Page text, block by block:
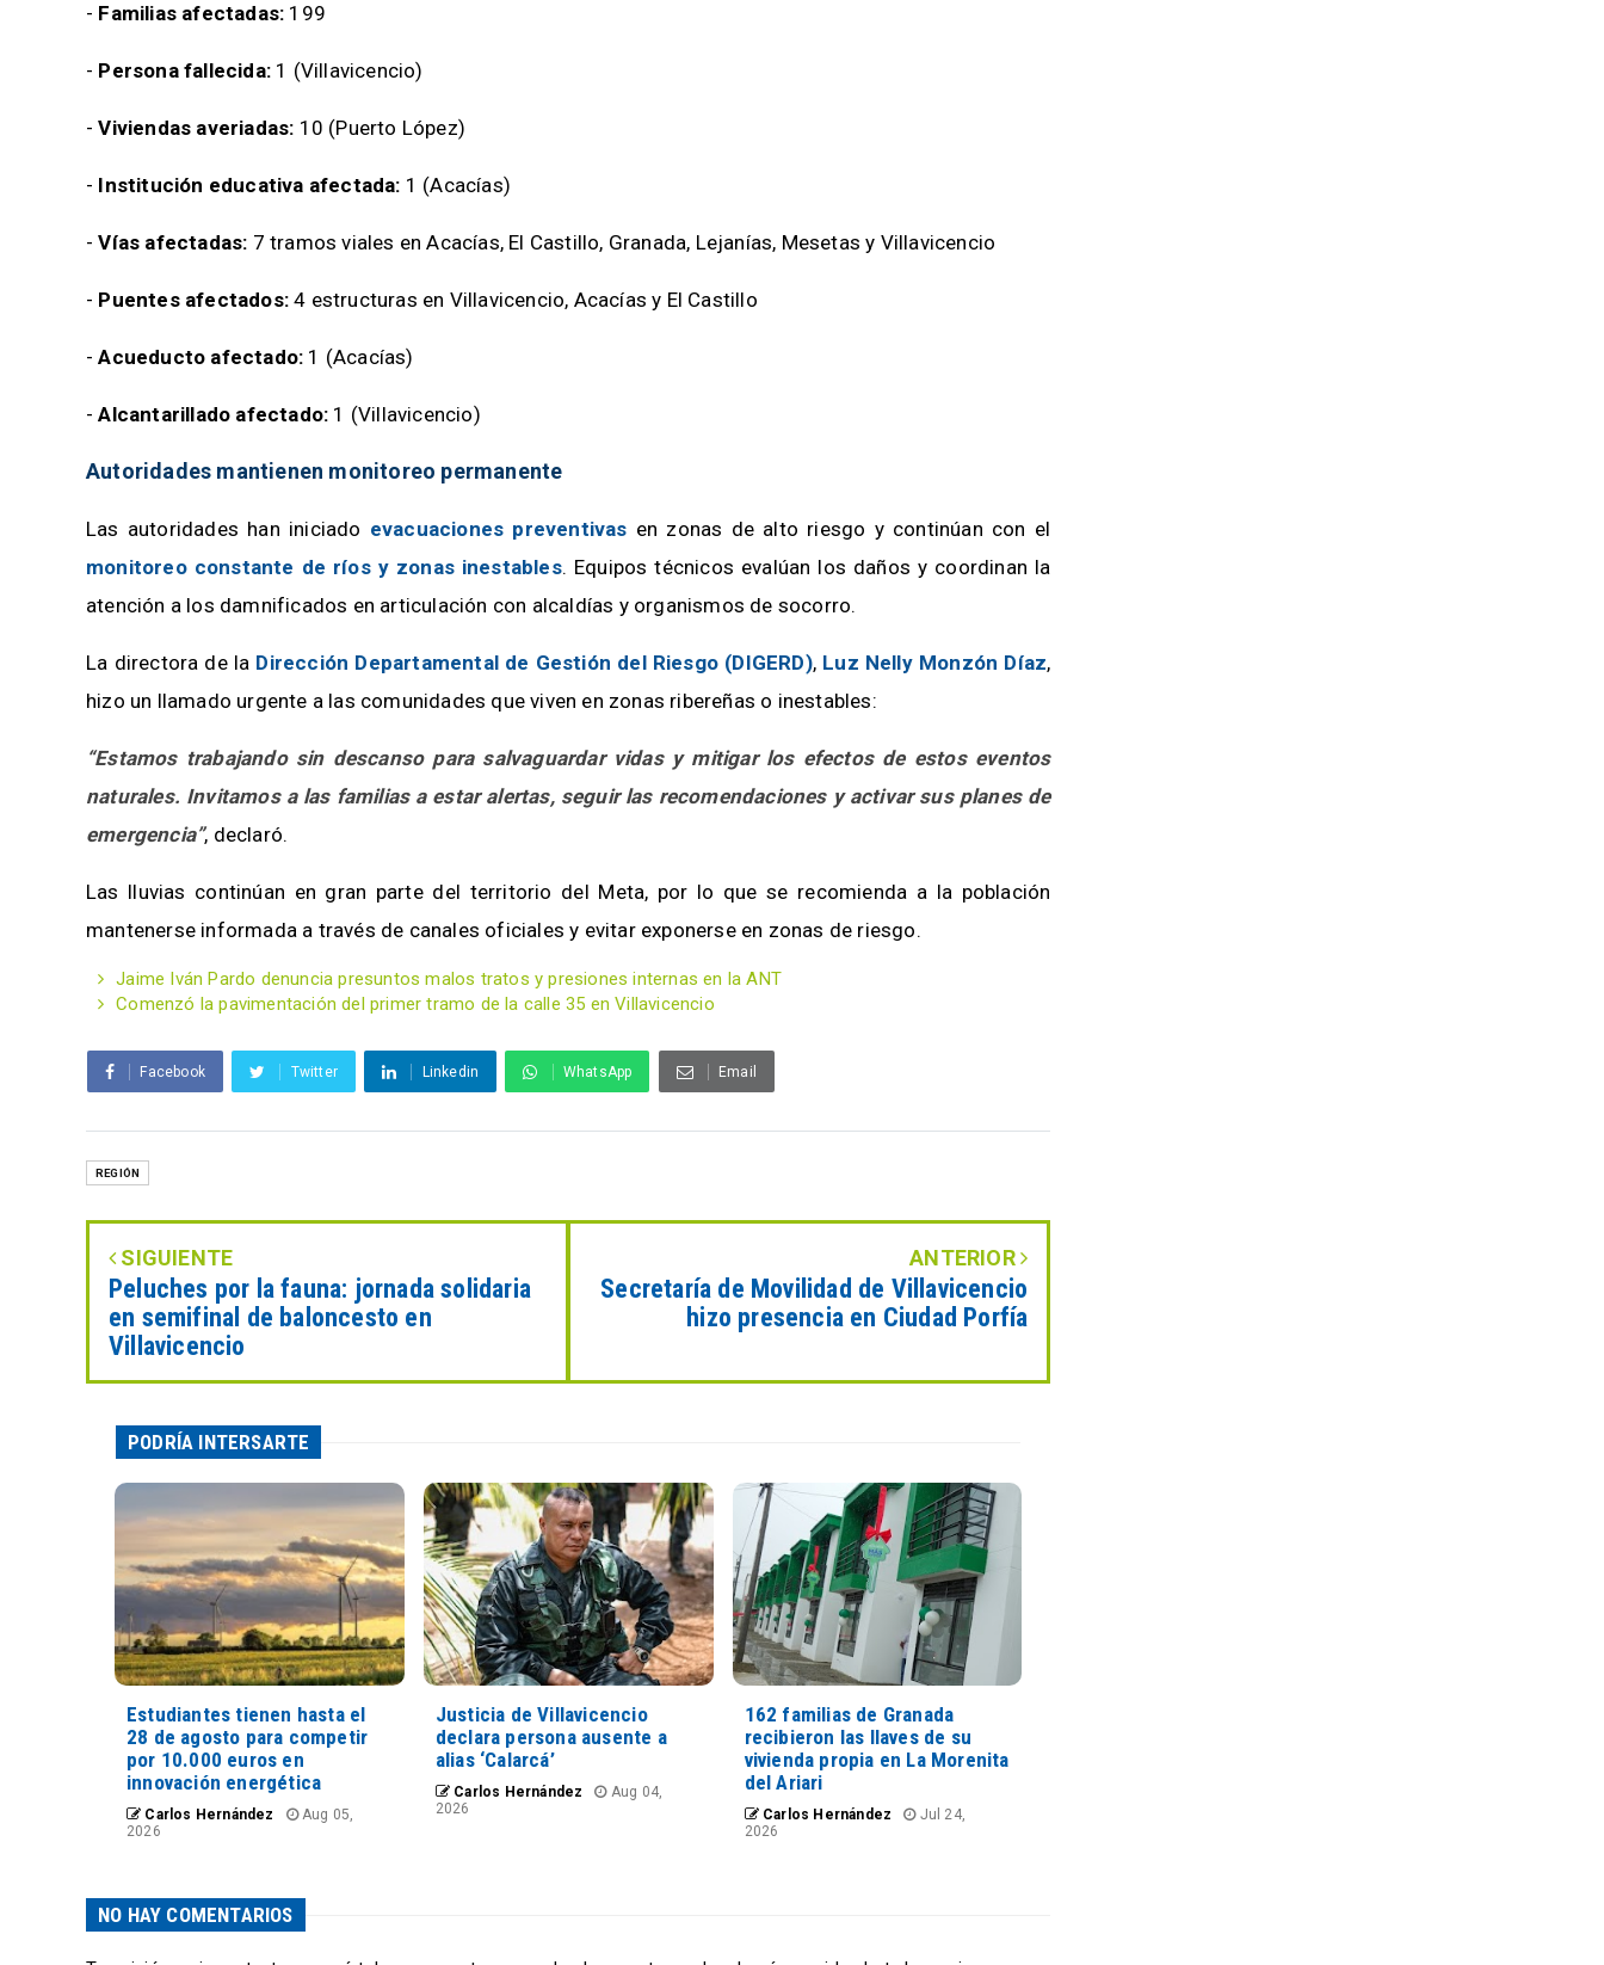
- Familias afectadas: 199
- Persona fallecida: 1 (Villavicencio)
-Viviendas averiadas: 10 (Puerto López)
- Institución educativa afectada: 1 (Acacías)
-Vías afectadas: 7 tramos viales en Acacías, El Castillo, Granada, Lejanías, Mesetas y Villavicencio
- Puentes afectados: 4 estructuras en Villavicencio, Acacías y El Castillo
-Acueducto afectado: 1 (Acacías)
-Alcantarillado afectado: 1 (Villavicencio)
Autoridades mantienen monitoreo permanente
Las autoridades han iniciado evacuaciones preventivas en zonas de alto riesgo y continúan con el
monitoreo constante de ríos y zonas inestables. Equipos técnicos evalúan los daños y coordinan la
atención a los damnificados en articulación con alcaldías y organismos de socorro.
La directora de la Dirección Departamental de Gestión del Riesgo (DIGERD), Luz Nelly Monzón Díaz,
hizo un llamado urgente a las comunidades que viven en zonas ribereñas o inestables:
“Estamos trabajando sin descanso para salvaguardar vidas y mitigar los efectos de estos eventos
naturales. Invitamos a las familias a estar alertas, seguir las recomendaciones y activar sus planes de
emergencia”, declaró.
Las lluvias continúan en gran parte del territorio del Meta, por lo que se recomienda a la población
mantenerse informada a través de canales oficiales y evitar exponerse en zonas de riesgo.
Jaime Iván Pardo denuncia presuntos malos tratos y presiones internas en la ANT
Comenzó la pavimentación del primer tramo de la calle 35 en Villavicencio
Facebook Twitter Linkedin WhatsApp Email
REGIÓN
SIGUIENTE
Peluches por la fauna: jornada solidaria
en semifinal de baloncesto en
Villavicencio
ANTERIOR
Secretaría de Movilidad de Villavicencio
hizo presencia en Ciudad Porfía
PODRÍA INTERSARTE
Estudiantes tienen hasta el
28 de agosto para competir
por 10.000 euros en
innovación energética
Carlos Hernández
Aug 05,
2026
Justicia de Villavicencio
declara persona ausente a
alias ‘Calarcá’
Carlos Hernández
Aug 04,
2026
162 familias de Granada
recibieron las llaves de su
vivienda propia en La Morenita
del Ariari
Carlos Hernández
Jul 24,
2026
NO HAY COMENTARIOS